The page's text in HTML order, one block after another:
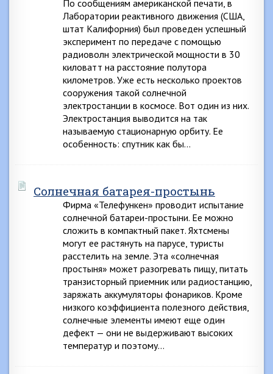
По сообщениям американской печати, в
Лаборатории реактивного движения (США,
штат Калифорния) был проведен успешный
эксперимент по передаче с помощью
радиоволн электрической мощности в 30
киловатт на расстояние полутора
километров. Уже есть несколько проектов
сооружения такой солнечной
электростанции в космосе. Вот один из них.
Электростанция выводится на так
называемую стационарную орбиту. Ее
особенность: спутник как бы…
Солнечная батарея-простынь
Фирма «Телефункен» проводит испытание
солнечной батареи-простыни. Ее можно
сложить в компактный пакет. Яхтсмены
могут ее растянуть на парусе, туристы
расстелить на земле. Эта «солнечная
простыня» может разогревать пищу, питать
транзисторный приемник или радиостанцию,
заряжать аккумуляторы фонариков. Кроме
низкого коэффициента полезного действия,
солнечные элементы имеют еще один
дефект — они не выдерживают высоких
температур и поэтому…